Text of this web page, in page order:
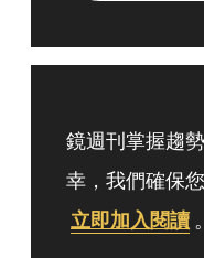
鏡週刊掌握趨
幸，我們確保
立即加入閱讀 。